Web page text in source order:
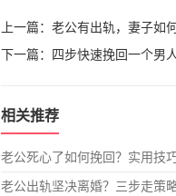
上一篇： 老公有出轨，妻子如
下一篇：
四步快速挽回一个男
相关推荐
老公死心了如何挽回？实用技
老公出轨坚决离婚？三步走策